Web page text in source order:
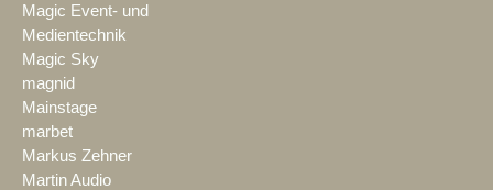
Magic Event- und
Medientechnik
Magic Sky
magnid
Mainstage
marbet
Markus Zehner
Martin Audio